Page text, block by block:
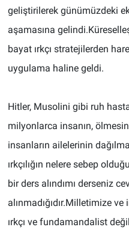
geliştirilerek günümüzdeki
aşamasına
bayat ırkçı stratejilerden
uygulama haline geldi.
Hitler, Musolini gibi ruh
milyonlarca insanın,
insanların ailelerinin
ırkçılığın nelere sebep
bir ders alındımı derseniz
alınmadığıdır.Milletimize
ırkçı ve fundamandalist